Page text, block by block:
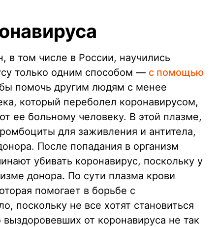
в том числе в России, научились
только одним способом — с помощью
помочь другим людям с менее
который переболел коронавирусом,
ее больному человеку. В этой плазме,
для заживления и антитела,
После попадания в организм
убивать коронавирус, поскольку у
донора. По сути плазма крови
помогает в борьбе с
поскольку не все хотят становиться
от коронавируса не так